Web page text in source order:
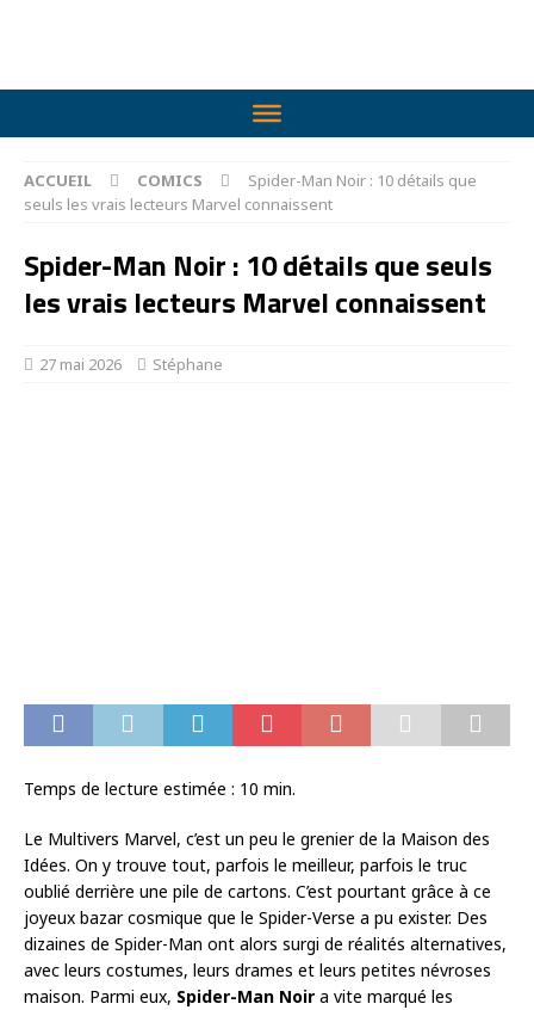
ACCUEIL COMICS
Spider-Man Noir : 10 détails que
seuls les vrais lecteurs Marvel connaissent
Spider-Man Noir : 10 détails que seuls
les vrais lecteurs Marvel connaissent
27 mai 2026 Stéphane
Temps de lecture estimée : 10 min.
Le Multivers Marvel, c’est un peu le grenier de la Maison des
Idées. On y trouve tout, parfois le meilleur, parfois le truc
oublié derrière une pile de cartons. C’est pourtant grâce à ce
joyeux bazar cosmique que le Spider-Verse a pu exister. Des
dizaines de Spider-Man ont alors surgi de réalités alternatives,
avec leurs costumes, leurs drames et leurs petites névroses
maison. Parmi eux, Spider-Man Noir a vite marqué les